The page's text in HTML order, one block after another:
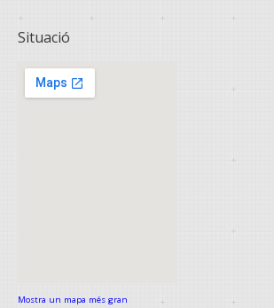
Situació
Mostra un mapa més gran